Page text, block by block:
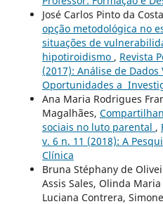
José Carlos Pinto da
opção metodológica no
situações de
hipotiroidismo , Revista
(2017): Análise de Dados
Oportunidades a
Ana Maria Rodrigues
Magalhães,
sociais no luto parental ,
v. 6 n. 11 (2018): A
Clí­nica
Bruna Stéphany de
Assis Sales, Olinda
Luciana Contrera,